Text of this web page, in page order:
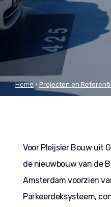
Home• Projecten en
Voor Pleijsier Bouw uit
de nieuwbouw van de
Amsterdam voorzien
Parkeerdeksysteem,